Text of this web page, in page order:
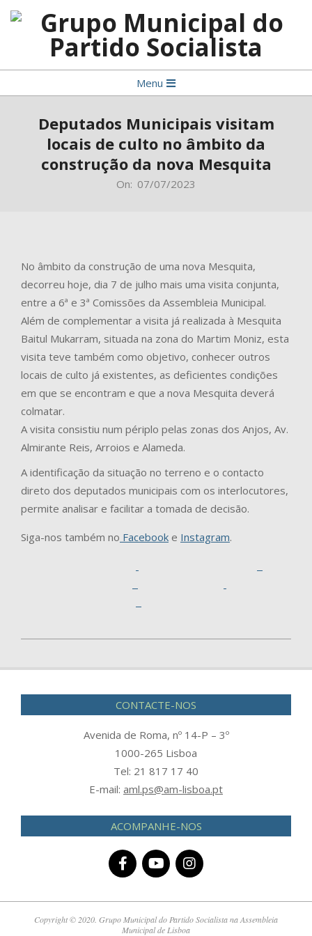
Skip
Grupo
Municipal
do
Partido
Socialista
Navigation
Menu
Deputados Municipais visitam
locais de culto no âmbito da
construção da nova Mesquita
On: 07/07/2023
No âmbito da construção de uma nova Mesquita,
decorreu hoje, dia 7 de julho mais uma visita conjunta,
entre a 6ª e 3ª Comissões da Assembleia Municipal.
Além de complementar a visita já realizada à Mesquita
Baitul Mukarram, situada na zona do Martim Moniz, esta
visita teve também como objetivo, conhecer outros
locais de culto já existentes, as deficientes condições
em que se encontram e que a nova Mesquita deverá
colmatar.
A visita consistiu num périplo pelas zonas dos Anjos, Av.
Almirante Reis, Arroios e Alameda.
A identificação da situação no terreno e o contacto
direto dos deputados municipais com os interlocutores,
permite analisar e facilitar a tomada de decisão.
Siga-nos também no Facebook e Instagram.
CONTACTE-NOS
Avenida de Roma, nº 14-P – 3º
1000-265 Lisboa
Tel: 21 817 17 40
E-mail: aml.ps@am-lisboa.pt
ACOMPANHE-NOS
Copyright © 2020. Grupo Municipal do Partido Socialista na Assembleia
Municipal de Lisboa